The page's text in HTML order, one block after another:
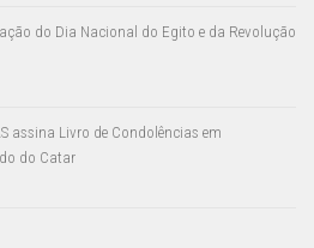
do Dia Nacional do Egito e da Revolução
assina Livro de Condolências em
do Catar